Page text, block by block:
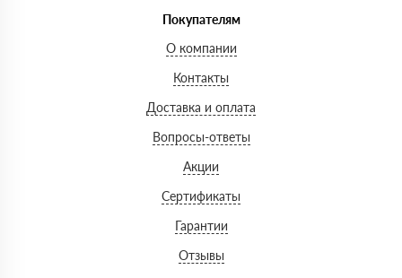
Покупателям
О компании
Контакты
Доставка и оплата
Вопросы-ответы
Акции
Сертификаты
Гарантии
Отзывы